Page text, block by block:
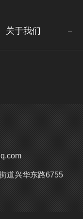
关于我们
道兴华东路6755